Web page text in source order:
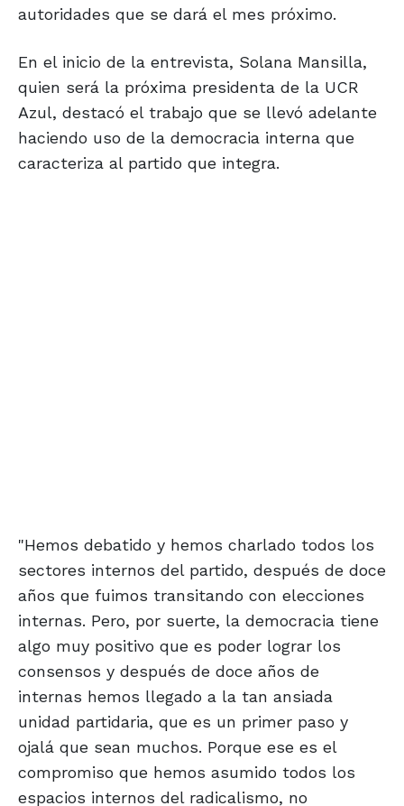
autoridades que se dará el mes próximo.
En el inicio de la entrevista, Solana Mansilla,
quien será la próxima presidenta de la UCR
Azul, destacó el trabajo que se llevó adelante
haciendo uso de la democracia interna que
caracteriza al partido que integra.
"Hemos debatido y hemos charlado todos los
sectores internos del partido, después de doce
años que fuimos transitando con elecciones
internas. Pero, por suerte, la democracia tiene
algo muy positivo que es poder lograr los
consensos y después de doce años de
internas hemos llegado a la tan ansiada
unidad partidaria, que es un primer paso y
ojalá que sean muchos. Porque ese es el
compromiso que hemos asumido todos los
espacios internos del radicalismo, no